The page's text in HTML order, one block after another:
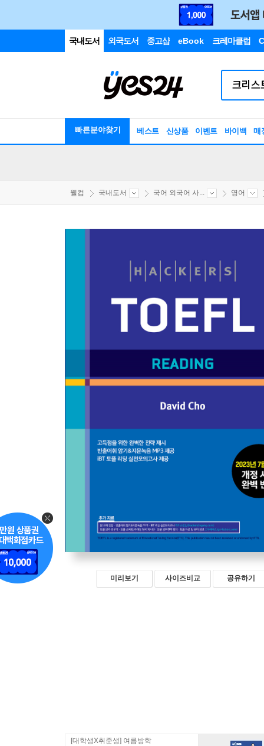
국내도서 외국도서 중고샵 eBook 크레마클럽
빠른분야찾기 베스트 신상품 이벤트 바이백 매
웰컴 국내도서 국어 외국어 사... 영어
미리보기 사이즈비교 공유하기
[대학생X취준생] 여름방학